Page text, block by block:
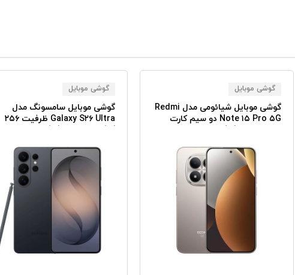
گوشی موبایل
گو‌شی موبایل شیائومی مدل Redmi
Note ۱۵ Pro ۵G دو سیم کارت
گوشی موبایل
گوشی موبایل سامسونگ مدل
Galaxy S۲۶ Ultra ظرفیت ۲۵۶